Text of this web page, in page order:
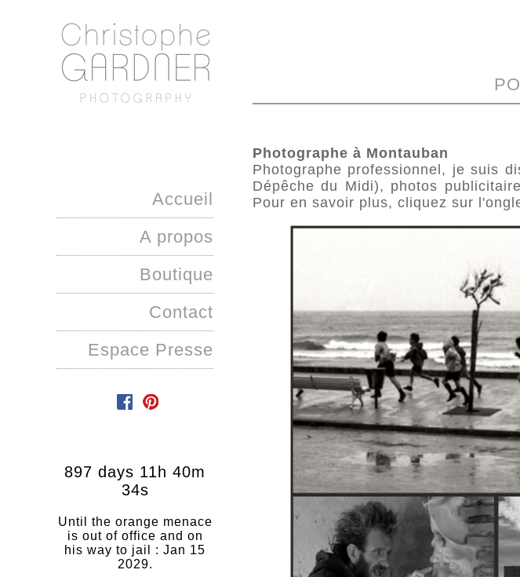
Accueil
A propos
Boutique
Contact
Espace Presse
897 days 11h 40m
34s
Until the orange menace
is out of office and on
his way to jail : Jan 15
2029.
Photographe à Montauban
Photographe professionnel, je suis
Dépêche du Midi), photos
Pour en savoir plus, cliquez sur